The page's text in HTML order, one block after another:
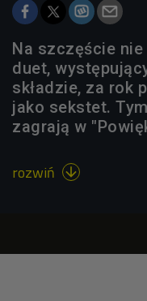
Na szczęście nie
duet,
składzie, za rok
jako sekstet.
zagrają w
rozwiń 